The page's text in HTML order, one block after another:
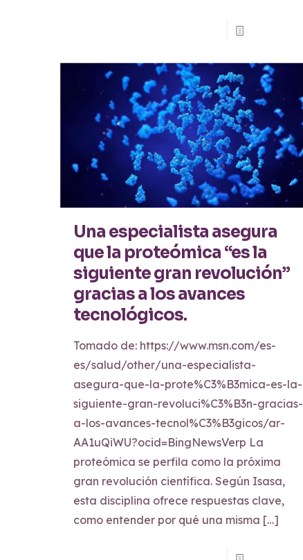
Una especialista asegura
que la proteómica “es la
siguiente gran revolución”
gracias a los avances
tecnológicos.
Tomado de: https://www.msn.com/es-
es/salud/other/una-especialista-
asegura-que-la-prote%C3%B3mica-es-la-
siguiente-gran-revoluci%C3%B3n-gracias-
a-los-avances-tecnol%C3%B3gicos/ar-
AA1uQiWU?ocid=BingNewsVerp La
proteómica se perfila como la próxima
gran revolución científica. Según Isasa,
esta disciplina ofrece respuestas clave,
como entender por qué una misma […]